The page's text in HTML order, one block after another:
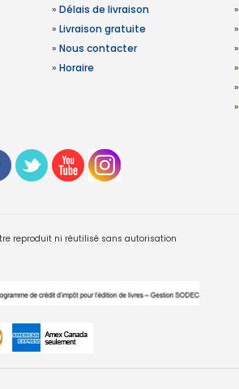
» Délais de livraison
» Livraison gratuite
» Nous contacter
» Horaire
»
»
»
»
»
»
reproduit ni réutilisé sans autorisation